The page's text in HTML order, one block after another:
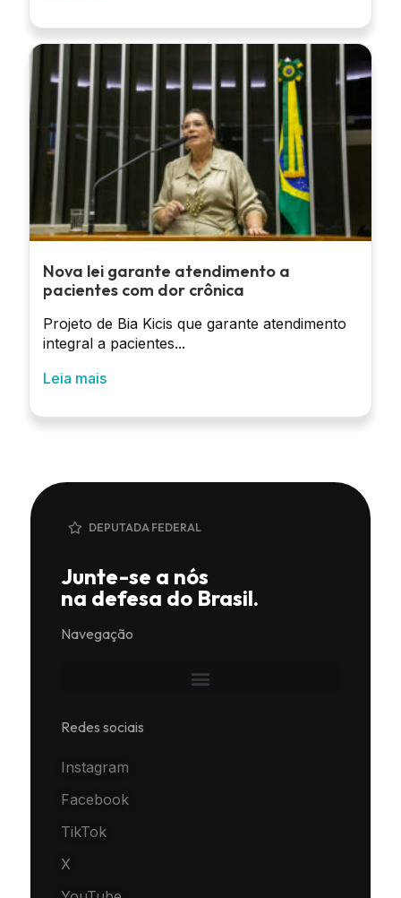
Nova lei garante atendimento a
pacientes com dor crônica
Projeto de Bia Kicis que garante atendimento
integral a pacientes...
Leia mais
DEPUTADA FEDERAL
Junte-se a nós
na defesa do Brasil.
Navegação
Redes sociais
Instagram
Facebook
TikTok
X